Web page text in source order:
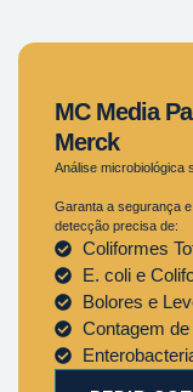
MC Media
Merck
Análise microbiológica
Garanta a segurança
detecção precisa de:
Coliformes
E. coli e
Bolores e
Contagem de